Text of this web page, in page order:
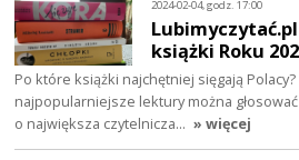
2024-02-04, godz. 17:00
książki Roku
Po które książki najchętniej sięgają
najpopularniejsze lektury można
o największa czytelnicza… » więcej